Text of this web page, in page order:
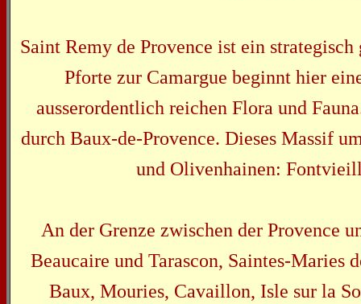
Saint Remy de Provence ist ein
Pforte zur Camargue beginnt hier
ausserordentlich reichen Flora und
durch Baux-de-Provence. Dieses Massif
und Olivenhainen:
An der Grenze zwischen der Provence
Beaucaire und Tarascon, Saintes-Maries
Baux, Mouries, Cavaillon, Isle sur la